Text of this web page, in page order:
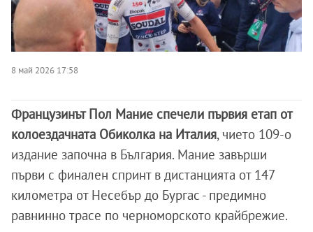
8 май 2026 17:58
Французинът Пол Мание спечели първия етап от
колоездачната Обиколка на Италия, чието 109-о
издание започна в България. Мание завърши
първи с финален спринт в дистанцията от 147
километра от Несебър до Бургас - предимно
равнинно трасе по черноморското крайбрежие.